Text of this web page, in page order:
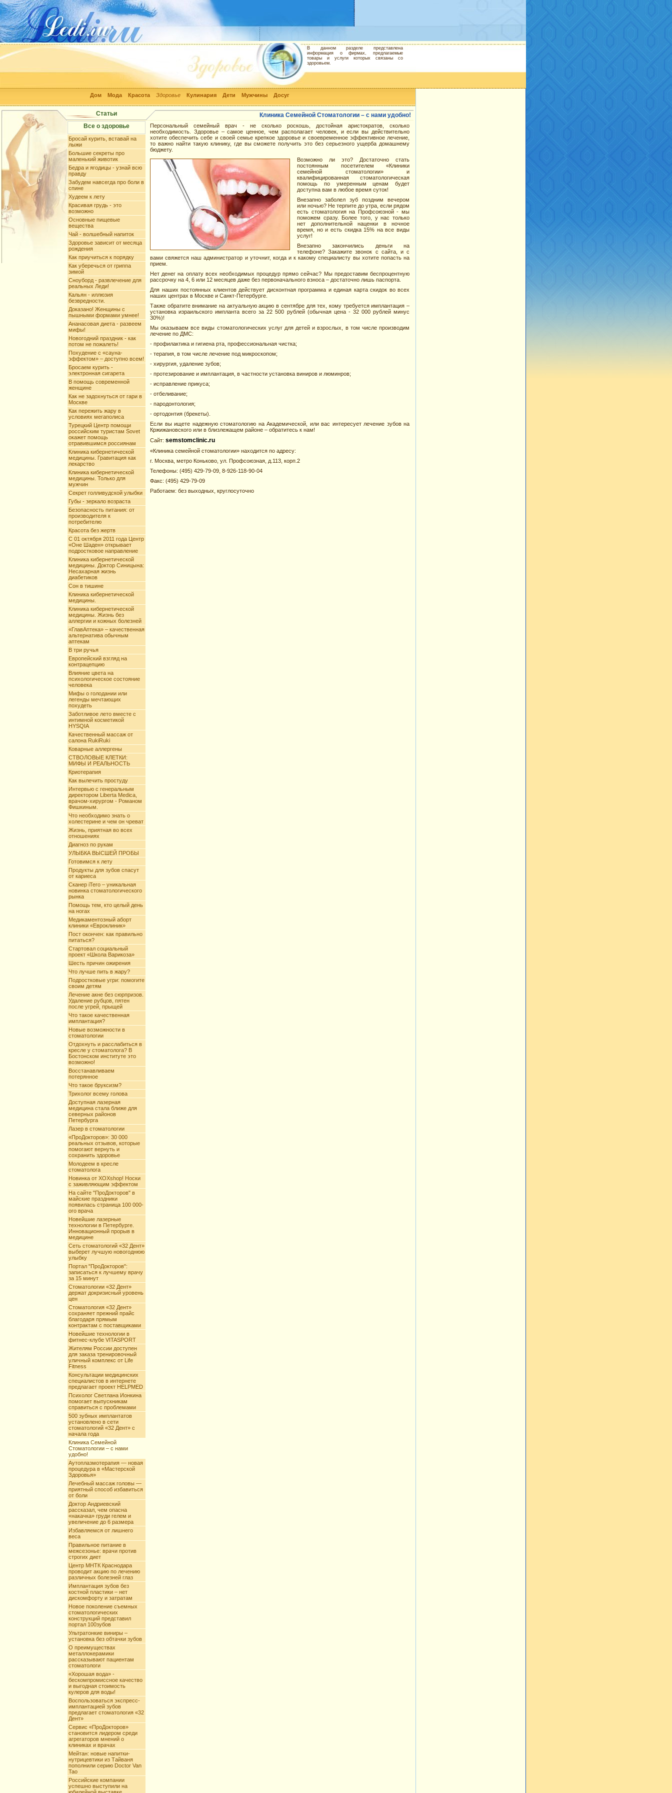
Дом Мода Красота Здоровье Кулинария Дети Мужчины Досуг
В данном разделе представлена
информация о фирмах, предлагаемые
товары и услуги которых связаны со
здоровьем.
Статьи
Клиника Семейной Стоматологии – с нами удобно!
Все о здоровье
Бросай курить, вставай на
лыжи
Большие секреты про
маленький животик
Бедра и ягодицы - узнай всю
правду
Забудем навсегда про боли в
спине
Худеем к лету
Красивая грудь - это
возможно
Основные пищевые
вещества
Чай - волшебный напиток
Здоровье зависит от месяца
рождения
Как приучиться к порядку
Как уберечься от гриппа
зимой
Сноуборд - развлечение для
реальных Леди!
Кальян - иллюзия
безвредности.
Доказано! Женщины с
пышными формами умнее!
Ананасовая диета - развеем
мифы!
Новогодний праздник - как
потом не пожалеть!
Похудение с «сауна-
эффектом» – доступно всем!
Бросаем курить -
электронная сигарета
В помощь современной
женщине
Как не задохнуться от гари в
Москве
Как пережить жару в
условиях мегаполиса
Турецкий Центр помощи
российским туристам Sovet
окажет помощь
отравившимся россиянам
Клиника кибернетической
медицины. Гравитация как
лекарство
Клиника кибернетической
медицины. Только для
мужчин
Секрет голливудской улыбки
Губы - зеркало возраста
Безопасность питания: от
производителя к
потребителю
Красота без жертв
С 01 октября 2011 года Центр
«Оне Шаден» открывает
подростковое направление
Клиника кибернетической
медицины. Доктор Синицына:
Несахарная жизнь
диабетиков
Сон в тишине
Клиника кибернетической
медицины.
Клиника кибернетической
медицины. Жизнь без
аллергии и кожных болезней
«ГлавАптека» – качественная
альтернатива обычным
аптекам
В три ручья
Европейский взгляд на
контрацепцию
Влияние цвета на
психологическое состояние
человека
Мифы о голодании или
легенды мечтающих
похудеть
Заботливое лето вместе с
интимной косметикой
HYSQIA
Качественный массаж от
салона RukiRuki
Коварные аллергены
СТВОЛОВЫЕ КЛЕТКИ:
МИФЫ И РЕАЛЬНОСТЬ
Криотерапия
Как вылечить простуду
Интервью с генеральным
директором Liberta Mediсa,
врачом-хирургом - Романом
Фишкиным.
Что необходимо знать о
холестерине и чем он чреват
Жизнь, приятная во всех
отношениях
Диагноз по рукам
УЛЫБКА ВЫСШЕЙ ПРОБЫ
Готовимся к лету
Продукты для зубов спасут
от кариеса
Сканер iTero – уникальная
новинка стоматологического
рынка
Помощь тем, кто целый день
на ногах
Медикаментозный аборт
клиники «Евроклиник»
Пост окончен: как правильно
питаться?
Стартовал социальный
проект «Школа Варикоза»
Шесть причин ожирения
Что лучше пить в жару?
Подростковые угри: помогите
своим детям
Лечение акне без сюрпризов.
Удаление рубцов, пятен
после угрей, прыщей
Что такое качественная
имплантация?
Новые возможности в
стоматологии
Отдохнуть и расслабиться в
кресле у стоматолога? В
Бостонском институте это
возможно!
Восстанавливаем
потерянное
Что такое бруксизм?
Трихолог всему голова
Доступная лазерная
медицина стала ближе для
северных районов
Петербурга
Лазер в стоматологии
«ПроДокторов»: 30 000
реальных отзывов, которые
помогают вернуть и
сохранить здоровье
Молодеем в кресле
стоматолога
Новинка от XOXshop! Носки
с заживляющим эффектом
На сайте "ПроДокторов" в
майские праздники
появилась страница 100 000-
ого врача
Новейшие лазерные
технологии в Петербурге.
Инновационный прорыв в
медицине
Сеть стоматологий «32 Дент»
выберет лучшую новогоднюю
улыбку
Портал "ПроДокторов":
записаться к лучшему врачу
за 15 минут
Стоматологии «32 Дент»
держат докризисный уровень
цен
Стоматология «32 Дент»
сохраняет прежний прайс
благодаря прямым
контрактам с поставщиками
Новейшие технологии в
фитнес-клубе VITASPORT
Жителям России доступен
для заказа тренировочный
уличный комплекс от Life
Fitness
Консультации медицинских
специалистов в интернете
предлагает проект HELPMED
Психолог Светлана Ионкина
помогает выпускникам
справиться с проблемами
500 зубных имплантатов
установлено в сети
стоматологий «32 Дент» с
начала года
Клиника Семейной
Стоматологии – с нами
удобно!
Аутоплазмотерапия — новая
процедура в «Мастерской
Здоровья»
Лечебный массаж головы —
приятный способ избавиться
от боли
Доктор Андриевский
рассказал, чем опасна
«накачка» груди гелем и
увеличение до 6 размера
Избавляемся от лишнего
веса
Правильное питание в
межсезонье: врачи против
строгих диет
Центр МНТК Краснодара
проводит акцию по лечению
различных болезней глаз
Имплантация зубов без
костной пластики – нет
дискомфорту и затратам
Новое поколение съемных
стоматологических
конструкций представил
портал 100зубов
Ультратонкие виниры –
установка без обтачки зубов
О преимуществах
металлокерамики
рассказывают пациентам
стоматологи
«Хорошая вода» -
бескомпромиссное качество
и выгодная стоимость
кулеров для воды!
Воспользоваться экспресс-
имплантацией зубов
предлагает стоматология «32
Дент»
Сервис «ПроДокторов»
становится лидером среди
агрегаторов мнений о
клиниках и врачах
Мейтан: новые напитки-
нутрицевтики из Тайваня
пополнили серию Doctor Van
Tao
Российские компании
успешно выступили на
Персональный семейный врач - не сколько роскошь, достойная аристократов, сколько
необходимость. Здоровье – самое ценное, чем располагает человек, и если вы действительно
хотите обеспечить себе и своей семье крепкое здоровье и своевременное эффективное лечение,
то важно найти такую клинику, где вы сможете получить это без серьезного ущерба домашнему
бюджету.
Возможно ли это? Достаточно стать
постоянным посетителем «Клиники
семейной стоматологии» и
квалифицированная стоматологическая
помощь по умеренным ценам будет
доступна вам в любое время суток!
Внезапно заболел зуб поздним вечером
или ночью? Не терпите до утра, если рядом
есть стоматология на Профсоюзной - мы
поможем сразу. Более того, у нас только
нет дополнительной наценки в ночное
время, но и есть скидка 15% на все виды
услуг!
Внезапно закончились деньги на
телефоне? Закажите звонок с сайта, и с
вами свяжется наш администратор и уточнит, когда и к какому специалисту вы хотите попасть на
прием.
Нет денег на оплату всех необходимых процедур прямо сейчас? Мы предоставим беспроцентную
рассрочку на 4, 6 или 12 месяцев даже без первоначального взноса – достаточно лишь паспорта.
Для наших постоянных клиентов действует дисконтная программа и единая карта скидок во всех
наших центрах в Москве и Санкт-Петербурге.
Также обратите внимание на актуальную акцию в сентябре для тех, кому требуется имплантация –
установка израильского импланта всего за 22 500 рублей (обычная цена - 32 000 рублей минус
30%)!
Мы оказываем все виды стоматологических услуг для детей и взрослых, в том числе производим
лечение по ДМС:
- профилактика и гигиена рта, профессиональная чистка;
- терапия, в том числе лечение под микроскопом;
- хирургия, удаление зубов;
- протезирование и имплантация, в частности установка виниров и люминров;
- исправление прикуса;
- отбеливание;
- пародонтология;
- ортодонтия (брекеты).
Если вы ищете надежную стоматологию на Академической, или вас интересует лечение зубов на
Кржижановского или в близлежащем районе – обратитесь к нам!
Сайт: semstomclinic.ru
«Клиника семейной стоматологии» находится по адресу:
г. Москва, метро Коньково, ул. Профсоюзная, д.113, корп.2
Телефоны: (495) 429-79-09, 8-926-118-90-04
Факс: (495) 429-79-09
Работаем: без выходных, круглосуточно